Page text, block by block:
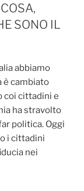
SONO IL
abbiamo
è cambiato
coi cittadini e
ha stravolto
politica. Oggi
i cittadini
nei